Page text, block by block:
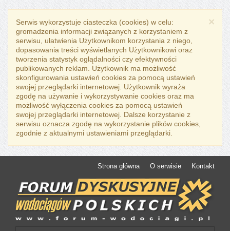
×
Serwis wykorzystuje ciasteczka (cookies) w celu:
gromadzenia informacji związanych z korzystaniem z
serwisu, ułatwienia Użytkownikom korzystania z niego,
dopasowania treści wyświetlanych Użytkownikowi oraz
tworzenia statystyk oglądalności czy efektywności
publikowanych reklam. Użytkownik ma możliwość
skonfigurowania ustawień cookies za pomocą ustawień
swojej przeglądarki internetowej. Użytkownik wyraża
zgodę na używanie i wykorzystywanie cookies oraz ma
możliwość wyłączenia cookies za pomocą ustawień
swojej przeglądarki internetowej. Dalsze korzystanie z
serwisu oznacza zgodę na wykorzystanie plików cookies,
zgodnie z aktualnymi ustawieniami przeglądarki.
Strona główna O serwisie Kontakt